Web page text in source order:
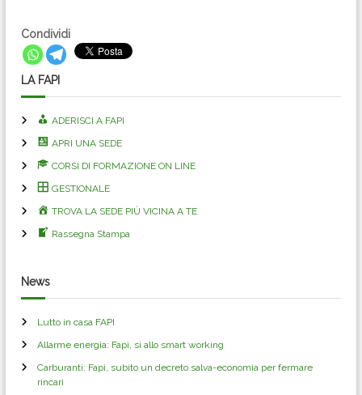
Condividi
LA FAPI
ADERISCI A FAPI
APRI UNA SEDE
CORSI DI FORMAZIONE ON LINE
GESTIONALE
TROVA LA SEDE PIÙ VICINA A TE
Rassegna Stampa
News
Lutto in casa FAPI
Allarme energia: Fapi, si allo smart working
Carburanti: Fapi, subito un decreto salva-economia per fermare
rincari